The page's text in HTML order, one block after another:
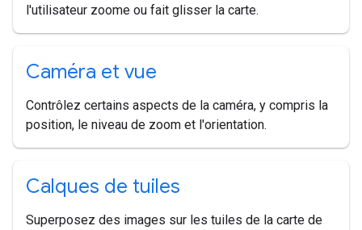
l'utilisateur zoome ou fait glisser la carte.
Caméra et vue
Contrôlez certains aspects de la caméra, y compris la
position, le niveau de zoom et l'orientation.
Calques de tuiles
Superposez des images sur les tuiles de la carte de